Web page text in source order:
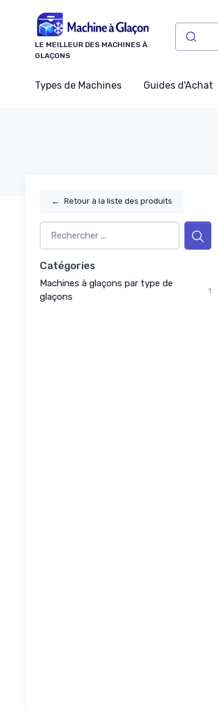
LE MEILLEUR DES MACHINES À
GLAÇONS
Types de Machines Guides d'Achat
← Retour à la liste des produits
Catégories
Machines à glaçons par type de
glaçons
1